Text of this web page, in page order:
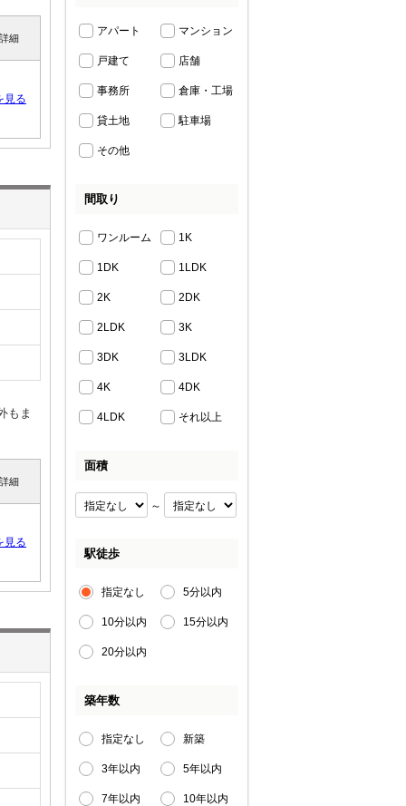
細
見る
もま
細
見る
アパート マンション
戸建て 店舗
事務所 倉庫・工場
貸土地 駐車場
その他
間取り
ワンルーム 1K
1DK 1LDK
2K 2DK
2LDK 3K
3DK 3LDK
4K 4DK
4LDK それ以上
面積
～
駅徒歩
指定なし 5分以内
10分以内 15分以内
20分以内
築年数
指定なし 新築
3年以内 5年以内
7年以内 10年以内